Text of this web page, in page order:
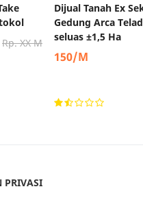
Rp. XX M
Dijual Tanah Ex
Gedung Arca
seluas ±1,5 Ha
150/M
PRIVASI